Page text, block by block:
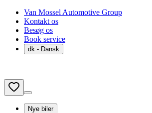
Van Mossel Automotive Group
Kontakt os
Besøg os
Book service
dk - Dansk
Nye biler